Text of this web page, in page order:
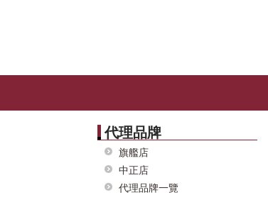
代理品牌
旗艦店
中正店
代理品牌一覽